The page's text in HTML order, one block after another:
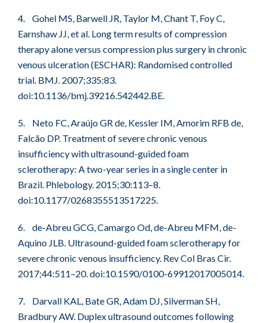
4. Gohel MS, Barwell JR, Taylor M, Chant T, Foy C,
Earnshaw JJ, et al. Long term results of compression
therapy alone versus compression plus surgery in chronic
venous ulceration (ESCHAR): Randomised controlled
trial. BMJ. 2007;335:83.
doi:10.1136/bmj.39216.542442.BE.
5. Neto FC, Araújo GR de, Kessler IM, Amorim RFB de,
Falcão DP. Treatment of severe chronic venous
insufficiency with ultrasound-guided foam
sclerotherapy: A two-year series in a single center in
Brazil. Phlebology. 2015;30:113–8.
doi:10.1177/0268355513517225.
6. de-Abreu GCG, Camargo Od, de-Abreu MFM, de-
Aquino JLB. Ultrasound-guided foam sclerotherapy for
severe chronic venous insufficiency. Rev Col Bras Cir.
2017;44:511–20. doi:10.1590/0100-69912017005014.
7. Darvall KAL, Bate GR, Adam DJ, Silverman SH,
Bradbury AW. Duplex ultrasound outcomes following